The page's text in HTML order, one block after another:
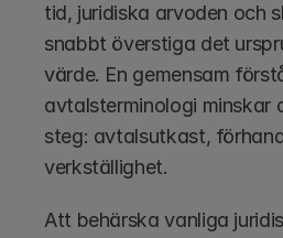
tid, juridiska arvoden och
snabbt överstiga det
värde. En gemensam
avtalsterminologi minskar
steg: avtalsutkast,
verkställighet.
Att behärska vanliga